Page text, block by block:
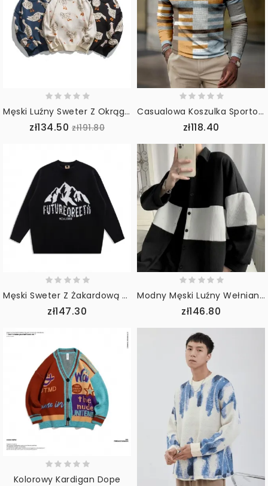
Męski Luźny Sweter Z Okrągłym Dekoltem I Długim Rękawem
zł134.50 zł191.80
Casualowa Koszulka Sportowa Z Okrągłym Dekoltem Z Nadrukiem Cyfrowym
zł118.40
Męski Sweter Z Żakardową Dzianiną Snow Mountain Street Trend Luźny Sweter Z Okrągłym Dekoltem
zł147.30
Modny Męski Luźny Wełniany Płaszcz
zł146.80
Kolorowy Kardigan Dope